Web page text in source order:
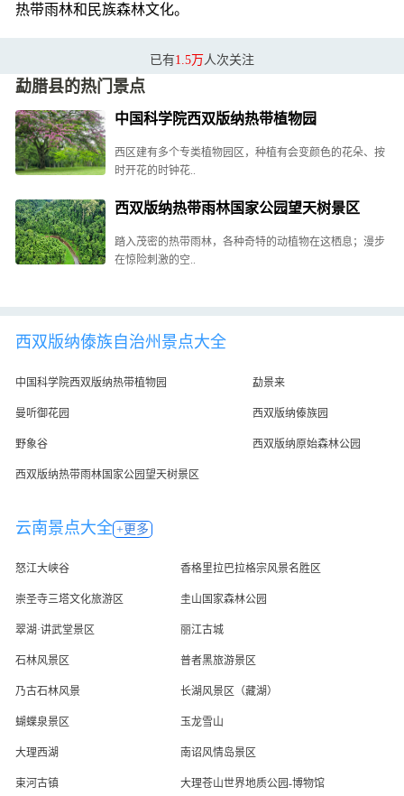
热带雨林和民族森林文化。
已有1.5万人次关注
勐腊县的热门景点
中国科学院西双版纳热带植物园
西区建有多个专类植物园区，种植有会变颜色的花朵、按
时开花的时钟花..
西双版纳热带雨林国家公园望天树景区
踏入茂密的热带雨林，各种奇特的动植物在这栖息；漫步
在惊险刺激的空..
西双版纳傣族自治州景点大全
中国科学院西双版纳热带植物园 勐景来
曼听御花园 西双版纳傣族园
野象谷 西双版纳原始森林公园
西双版纳热带雨林国家公园望天树景区
云南景点大全 +更多
怒江大峡谷 香格里拉巴拉格宗风景名胜区
崇圣寺三塔文化旅游区 圭山国家森林公园
翠湖·讲武堂景区 丽江古城
石林风景区 普者黑旅游景区
乃古石林风景 长湖风景区（藏湖）
蝴蝶泉景区 玉龙雪山
大理西湖 南诏风情岛景区
束河古镇 大理苍山世界地质公园-博物馆